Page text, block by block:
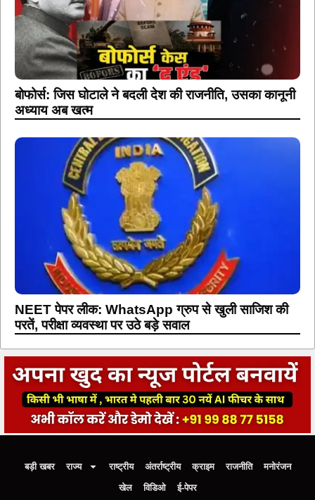
बोफोर्स: जिस घोटाले ने बदली देश की राजनीति, उसका कानूनी
अध्याय अब खत्म
NEET पेपर लीक: WhatsApp ग्रुप से खुली साजिश की
परतें, परीक्षा व्यवस्था पर उठे बड़े सवाल
बड़ी खबर राज्य राष्ट्रीय अंतर्राष्ट्रीय क्राइम राजनीति
मनोरंजन
खेल
विडिओ ई-पेपर